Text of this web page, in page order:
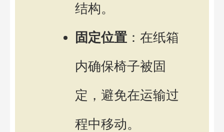
结构。
固定位置 ：在纸箱
内确保椅子被固
定，避免在运输过
程中移动。